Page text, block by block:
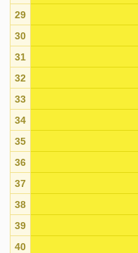
29
30
31
32
33
34
35
36
37
38
39
40